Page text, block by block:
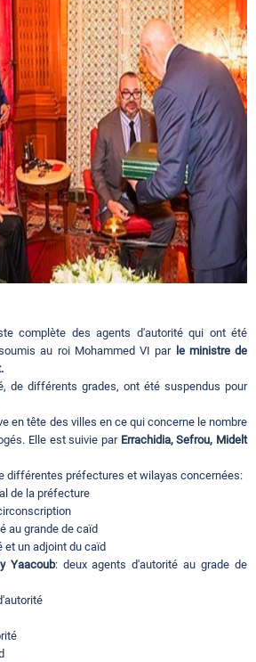
complète des agents d'autorité qui ont été
au roi Mohammed VI par le ministre de
de différents grades, ont été suspendus pour
en tête des villes en ce qui concerne le nombre
Elle est suivie par Errachidia, Sefrou, Midelt
différentes préfectures et wilayas concernées:
de la préfecture
au grande de caïd
et un adjoint du caïd
Yaacoub: deux agents d'autorité au grade de